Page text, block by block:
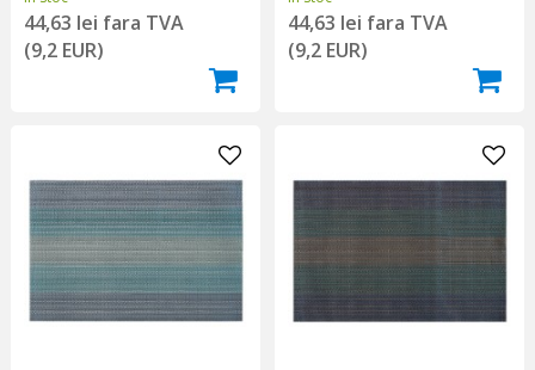
44,63 lei fara TVA
(9,2 EUR)
44,63 lei fara TVA
(9,2 EUR)